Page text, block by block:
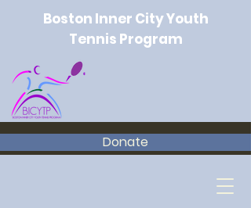
Donate
Boston Inner City Youth
Tennis Program